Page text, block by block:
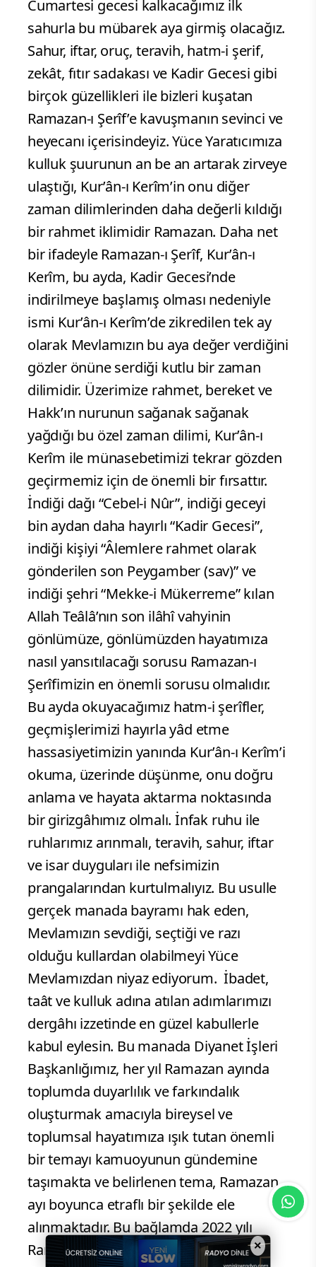
Cumartesi gecesi kalkacağımız ilk
sahurla bu mübarek aya girmiş olacağız.
Sahur, iftar, oruç, teravih, hatm-i şerif,
zekât, fıtır sadakası ve Kadir Gecesi gibi
birçok güzellikleri ile bizleri kuşatan
Ramazan-ı Şerîf’e kavuşmanın sevinci ve
heyecanı içerisindeyiz. Yüce Yaratıcımıza
kulluk şuurunun an be an artarak zirveye
ulaştığı, Kur’ân-ı Kerîm’in onu diğer
zaman dilimlerinden daha değerli kıldığı
bir rahmet iklimidir Ramazan. Daha net
bir ifadeyle Ramazan-ı Şerîf, Kur’ân-ı
Kerîm, bu ayda, Kadir Gecesi’nde
indirilmeye başlamış olması nedeniyle
ismi Kur’ân-ı Kerîm’de zikredilen tek ay
olarak Mevlamızın bu aya değer verdiğini
gözler önüne serdiği kutlu bir zaman
dilimidir. Üzerimize rahmet, bereket ve
Hakk’ın nurunun sağanak sağanak
yağdığı bu özel zaman dilimi, Kur’ân-ı
Kerîm ile münasebetimizi tekrar gözden
geçirmemiz için de önemli bir fırsattır.
İndiği dağı “Cebel-i Nûr”, indiği geceyi
bin aydan daha hayırlı “Kadir Gecesi”,
indiği kişiyi “Âlemlere rahmet olarak
gönderilen son Peygamber (sav)” ve
indiği şehri “Mekke-i Mükerreme” kılan
Allah Teâlâ’nın son ilâhî vahyinin
gönlümüze, gönlümüzden hayatımıza
nasıl yansıtılacağı sorusu Ramazan-ı
Şerîfimizin en önemli sorusu olmalıdır.
Bu ayda okuyacağımız hatm-i şerîfler,
geçmişlerimizi hayırla yâd etme
hassasiyetimizin yanında Kur’ân-ı Kerîm’i
okuma, üzerinde düşünme, onu doğru
anlama ve hayata aktarma noktasında
bir girizgâhımız olmalı. İnfak ruhu ile
ruhlarımız arınmalı, teravih, sahur, iftar
ve isar duyguları ile nefsimizin
prangalarından kurtulmalıyız. Bu usulle
gerçek manada bayramı hak eden,
Mevlamızın sevdiği, seçtiği ve razı
olduğu kullardan olabilmeyi Yüce
Mevlamızdan niyaz ediyorum. İbadet,
taât ve kulluk adına atılan adımlarımızı
dergâhı izzetinde en güzel kabullerle
kabul eylesin. Bu manada Diyanet İşleri
Başkanlığımız, her yıl Ramazan ayında
toplumda duyarlılık ve farkındalık
oluşturmak amacıyla bireysel ve
toplumsal hayatımıza ışık tutan önemli
bir temayı kamuoyunun gündemine
taşımakta ve belirlenen tema, Ramazan
ayı boyunca etraflı bir şekilde ele
alınmaktadır. Bu bağlamda 2022 yılı
Ramazan teması"Ramazan ve
×